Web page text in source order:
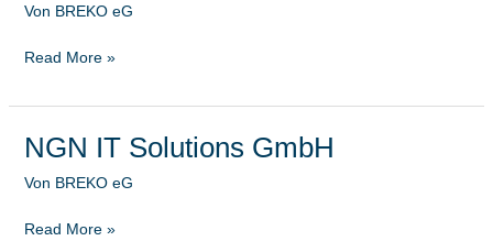
Von BREKO eG
GmbH
Read More »
NGN IT Solutions GmbH
Von BREKO eG
NGN
Solutions
Read More »